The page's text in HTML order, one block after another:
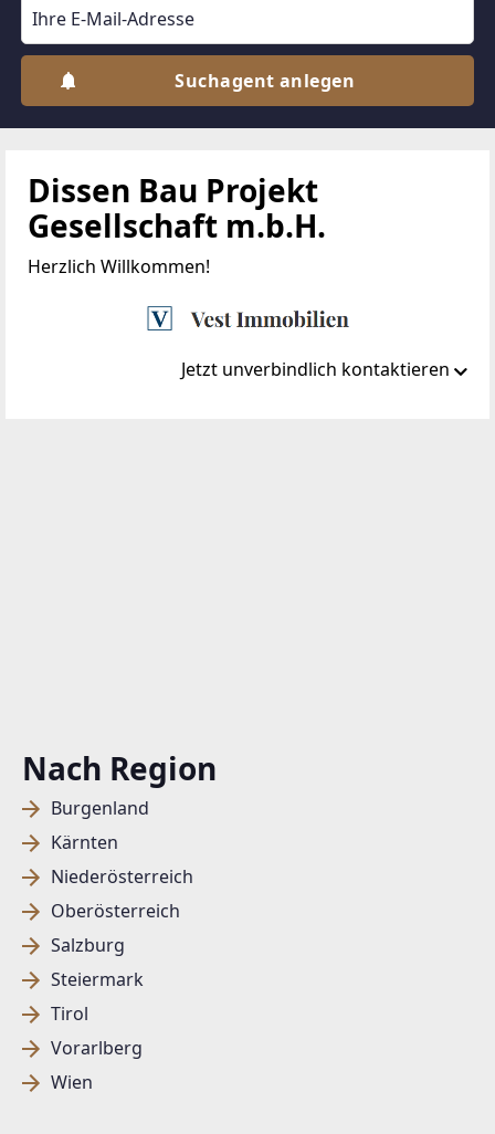
Nach Region
Burgenland
Kärnten
Niederösterreich
Oberösterreich
Salzburg
Steiermark
Tirol
Vorarlberg
Wien
Suchagent anlegen
Dissen Bau Projekt
Gesellschaft m.b.H.
Herzlich Willkommen!
Jetzt unverbindlich kontaktieren